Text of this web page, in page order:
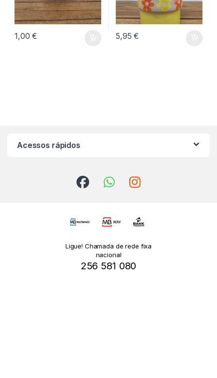
1,00€ 5,95€
Acessos rápidos
Ligue! Chamada de rede fixa
nacional
256 581 080